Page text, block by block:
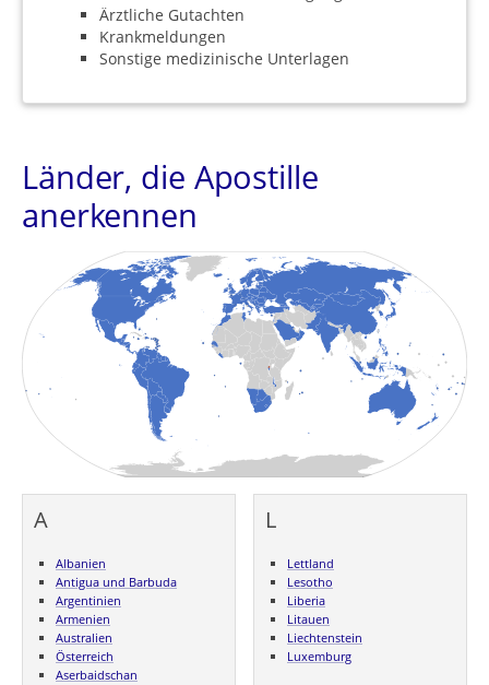
Ärztliche Gutachten
Krankmeldungen
Sonstige medizinische Unterlagen
Länder, die Apostille
anerkennen
A
Albanien
Antigua und Barbuda
Argentinien
Armenien
Australien
Österreich
Aserbaidschan
L
Lettland
Lesotho
Liberia
Litauen
Liechtenstein
Luxemburg